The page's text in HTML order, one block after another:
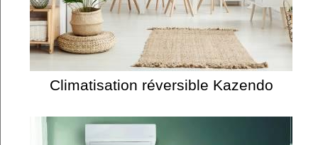
Climatisation réversible Kazendo